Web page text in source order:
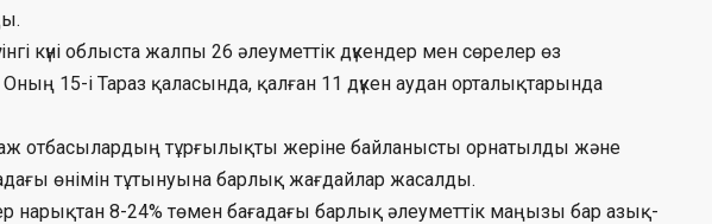
күні облыста жалпы 26 әлеуметтік дүкендер мен сөрелер өз
15-і Тараз қаласында, қалған 11 дүкен аудан орталықтарында
отбасылардың тұрғылықты жеріне байланысты орнатылды және
өнімін тұтынуына барлық жағдайлар жасалды.
нарықтан 8-24% төмен бағадағы барлық әлеуметтік маңызы бар азық-